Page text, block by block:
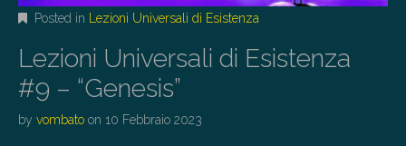
Posted in Lezioni Universali di Esistenza
Lezioni Universali di Esistenza
#9 – “Genesis”
by vombato on 10 Febbraio 2023